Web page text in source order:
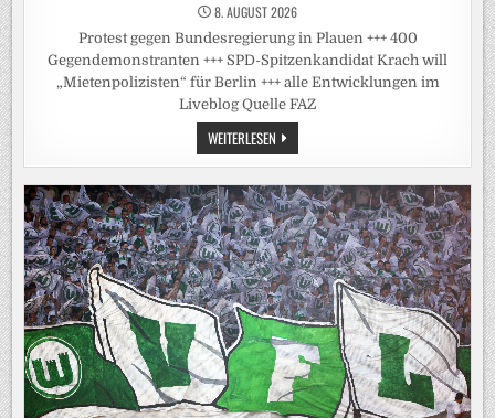
8. AUGUST 2026
Protest gegen Bundesregierung in Plauen +++ 400
Gegendemonstranten +++ SPD-Spitzenkandidat Krach will
„Mietenpolizisten“ für Berlin +++ alle Entwicklungen im
Liveblog Quelle FAZ
WEITERLESEN DEUTSCHLAND-
LIVEBLOG:
ZEHNTAUSEND
BEI
KUNDGEBUNG
GEGEN
BUNDESREGIERUNG